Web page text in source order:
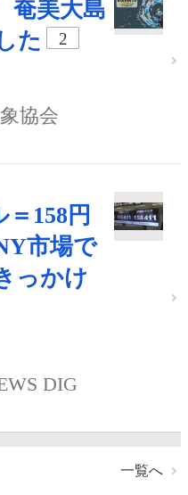
奄美大島
た
2
協会
158円
市場で
っかけ
DIG
一覧へ